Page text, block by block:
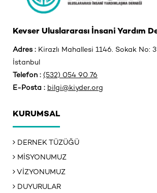
Kevser Uluslararası İnsani Yardım
Adres : Kirazlı Mahallesi 1146. Sokak No:
İstanbul
Telefon : (532) 054 90 76
E-Posta : bilgi@kiyder.org
KURUMSAL
DERNEK TÜZÜĞÜ
MİSYONUMUZ
VİZYONUMUZ
DUYURULAR